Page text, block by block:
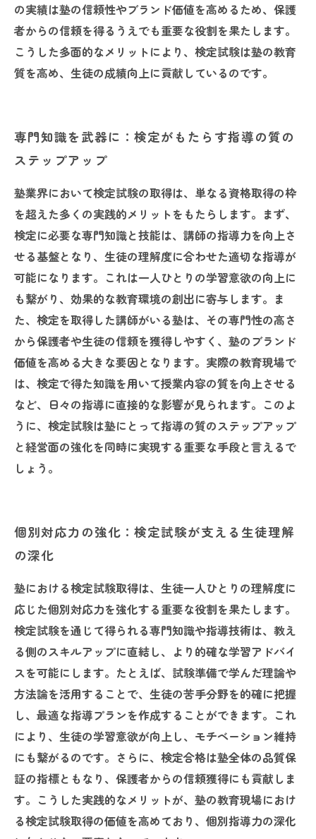
の実績は塾の信頼性やブランド価値を高めるため、保護
者からの信頼を得るうえでも重要な役割を果たします。
こうした多面的なメリットにより、検定試験は塾の教育
質を高め、生徒の成績向上に貢献しているのです。
専門知識を武器に：検定がもたらす指導の質の
ステップアップ
塾業界において検定試験の取得は、単なる資格取得の枠
を超えた多くの実践的メリットをもたらします。まず、
検定に必要な専門知識と技能は、講師の指導力を向上さ
せる基盤となり、生徒の理解度に合わせた適切な指導が
可能になります。これは一人ひとりの学習意欲の向上に
も繋がり、効果的な教育環境の創出に寄与します。ま
た、検定を取得した講師がいる塾は、その専門性の高さ
から保護者や生徒の信頼を獲得しやすく、塾のブランド
価値を高める大きな要因となります。実際の教育現場で
は、検定で得た知識を用いて授業内容の質を向上させる
など、日々の指導に直接的な影響が見られます。このよ
うに、検定試験は塾にとって指導の質のステップアップ
と経営面の強化を同時に実現する重要な手段と言えるで
しょう。
個別対応力の強化：検定試験が支える生徒理解
の深化
塾における検定試験取得は、生徒一人ひとりの理解度に
応じた個別対応力を強化する重要な役割を果たします。
検定試験を通じて得られる専門知識や指導技術は、教え
る側のスキルアップに直結し、より的確な学習アドバイ
スを可能にします。たとえば、試験準備で学んだ理論や
方法論を活用することで、生徒の苦手分野を的確に把握
し、最適な指導プランを作成することができます。これ
により、生徒の学習意欲が向上し、モチベーション維持
にも繋がるのです。さらに、検定合格は塾全体の品質保
証の指標ともなり、保護者からの信頼獲得にも貢献しま
す。こうした実践的なメリットが、塾の教育現場におけ
る検定試験取得の価値を高めており、個別指導力の深化